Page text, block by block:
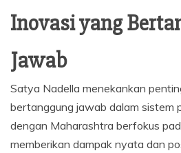
Inovasi yang
Jawab
Satya Nadella menekankan
bertanggung jawab dalam sistem
dengan Maharashtra berfokus
memberikan dampak nyata dan